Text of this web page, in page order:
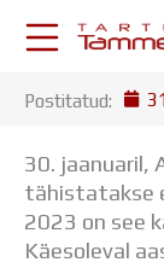
Drive
Postitatud:
30. jaanuaril,
tähistatakse
2023 on see
Käesoleval